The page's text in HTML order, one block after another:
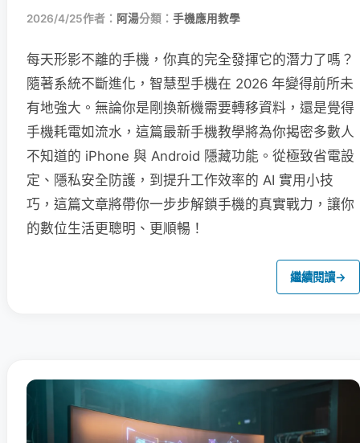
2026/4/25作者： 阿湯分類： 手機應用教學
每天形影不離的手機，你真的完全發揮它的潛力了嗎？
隨著系統不斷進化，智慧型手機在 2026 年變得前所未
有地強大。無論你是剛換新機需要轉移資料，還是覺得
手機耗電如流水，這篇最新手機教學將為你揭密多數人
不知道的 iPhone 與 Android 隱藏功能。從極致省電設
定、隱私安全防護，到提升工作效率的 AI 實用小技
巧，這篇文章將帶你一步步解鎖手機的真實戰力，讓你
的數位生活更聰明、更順暢！
繼續閱讀→